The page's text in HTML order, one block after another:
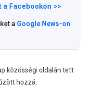
a Facebookon >>
a Google News-on
közösségi oldalán tett
hozzá: